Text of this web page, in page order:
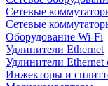
Сетевые
Сетевые
Оборудование Wi-Fi
Удлинители Ethernet
Удлинители Ethernet
Инжекторы и